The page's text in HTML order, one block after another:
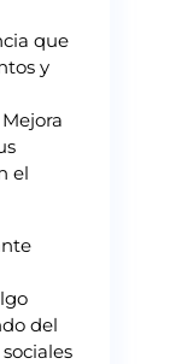
que
y
Mejora
el
del